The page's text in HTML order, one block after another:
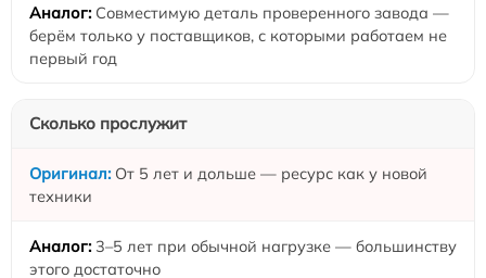
Совместимую деталь проверенного завода —
берём только у поставщиков, с которыми работаем не
первый год
Сколько прослужит
От 5 лет и дольше — ресурс как у новой
техники
3–5 лет при обычной нагрузке — большинству
этого достаточно